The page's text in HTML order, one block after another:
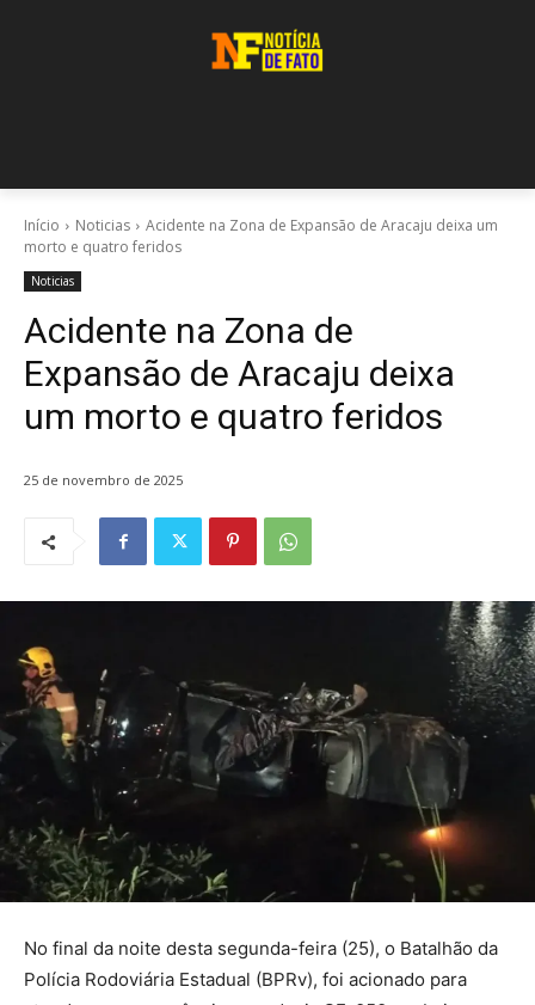
Início Noticias
Acidente na Zona de Expansão de Aracaju deixa um
morto e quatro feridos
Noticias
Acidente na Zona de
Expansão de Aracaju deixa
um morto e quatro feridos
25 de novembro de 2025
No final da noite desta segunda-feira (25), o Batalhão da
Polícia Rodoviária Estadual (BPRv), foi acionado para